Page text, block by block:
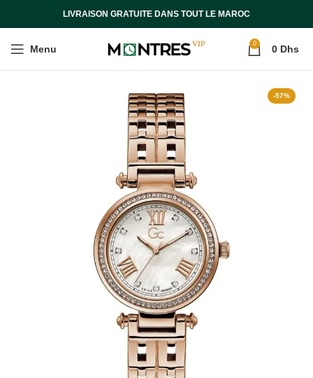
LIVRAISON GRATUITE DANS TOUT LE MAROC
Menu 0 0 Dhs
-57%